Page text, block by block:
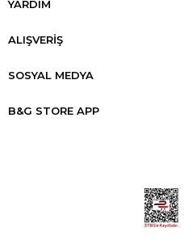
YARDIM
ALIŞVERİŞ
SOSYAL MEDYA
B&G STORE APP